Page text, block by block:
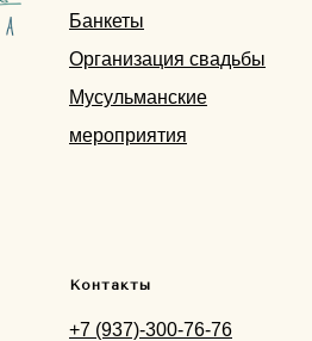
Банкеты
Организация свадьбы
Мусульманские
мероприятия
Контакты
+7 (937)-300-76-76